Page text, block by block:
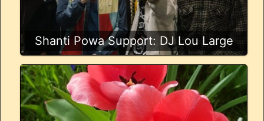
Shanti Powa Support: DJ Lou Large